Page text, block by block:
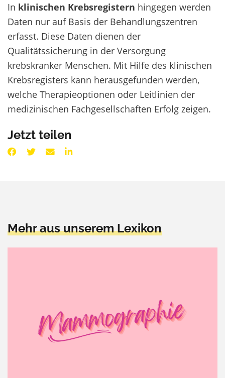
In klinischen Krebsregistern hingegen werden
Daten nur auf Basis der Behandlungszentren
erfasst. Diese Daten dienen der
Qualitätssicherung in der Versorgung
krebskranker Menschen. Mit Hilfe des klinischen
Krebsregisters kann herausgefunden werden,
welche Therapieoptionen oder Leitlinien der
medizinischen Fachgesellschaften Erfolg zeigen.
Jetzt teilen
Mehr aus unserem Lexikon